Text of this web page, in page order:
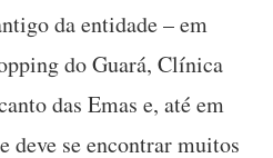
da entidade – em
do Guará, Clínica
das Emas e, até em
deve se encontrar muitos